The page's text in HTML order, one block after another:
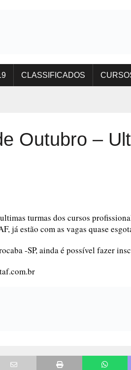
CLASSIFICADOS
Outubro –
turmas dos cursos
já estão com as vagas quase
-SP, ainda é possível fazer